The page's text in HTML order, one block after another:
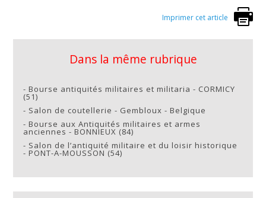
Imprimer cet article
Dans la même rubrique
-Bourse antiquités militaires et militaria - CORMICY
(51)
- Salon de coutellerie - Gembloux - Belgique
-Bourse aux Antiquités militaires et armes
anciennes - BONNIEUX (84)
- Salon de l’antiquité militaire et du loisir historique
- PONT-A-MOUSSON (54)